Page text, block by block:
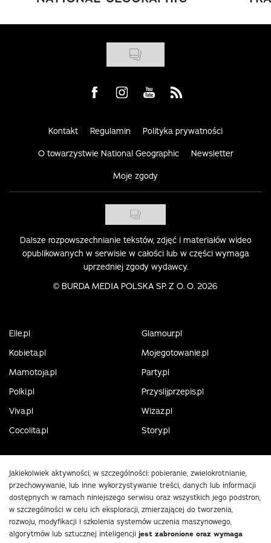
Visit us on Facebook
Visit us on Instagram
Visit us on Youtube
Visit us on Rss
Kontakt Regulamin Polityka prywatności
O towarzystwie National Geographic Newsletter
Moje zgody
Dalsze rozpowszechnianie tekstów, zdjęć i materiałów wideo
opublikowanych w serwisie w całości lub w części wymaga
uprzedniej zgody wydawcy.
© BURDA MEDIA POLSKA SP. Z O. O. 2026
Elle.pl
Glamour.pl
Kobieta.pl
Mojegotowanie.pl
Mamotoja.pl
Party.pl
Polki.pl
Przyslijprzepis.pl
Viva.pl
Wizaz.pl
Cocolita.pl
Story.pl
Jakiekolwiek aktywności, w szczególności: pobieranie, zwielokrotnianie,
przechowywanie, lub inne wykorzystywanie treści, danych lub informacji
dostępnych w ramach niniejszego serwisu oraz wszystkich jego podstron,
w szczególności w celu ich eksploracji, zmierzającej do tworzenia,
rozwoju, modyfikacji i szkolenia systemów uczenia maszynowego,
algorytmów lub sztucznej inteligencji jest zabronione oraz wymaga